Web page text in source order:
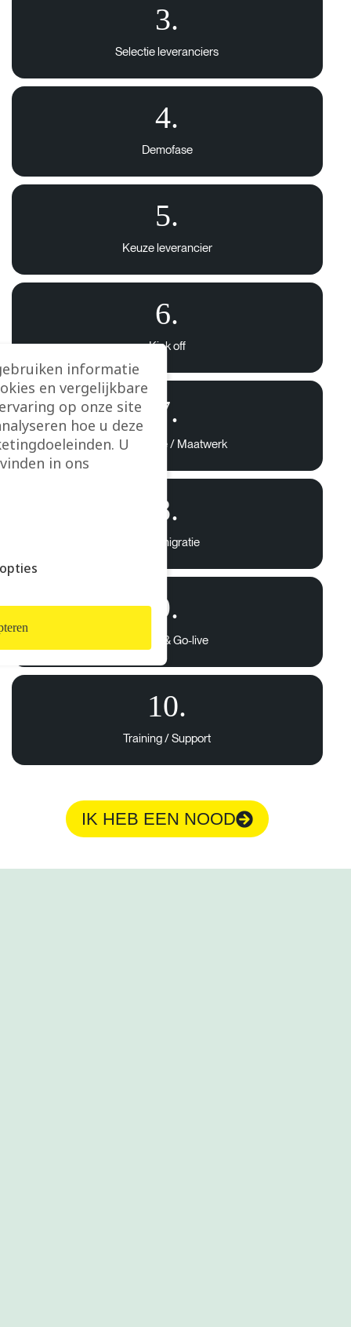
3.
Selectie leveranciers
4.
Demofase
5.
Keuze leverancier
6.
Kick off
7.
Configuratie / Maatwerk
8.
Data migratie
9.
Testing & Go-live
10.
Training / Support
IK HEB EEN NOOD
informatie
en vergelijkbare
op onze site
hoe u deze
U
in ons